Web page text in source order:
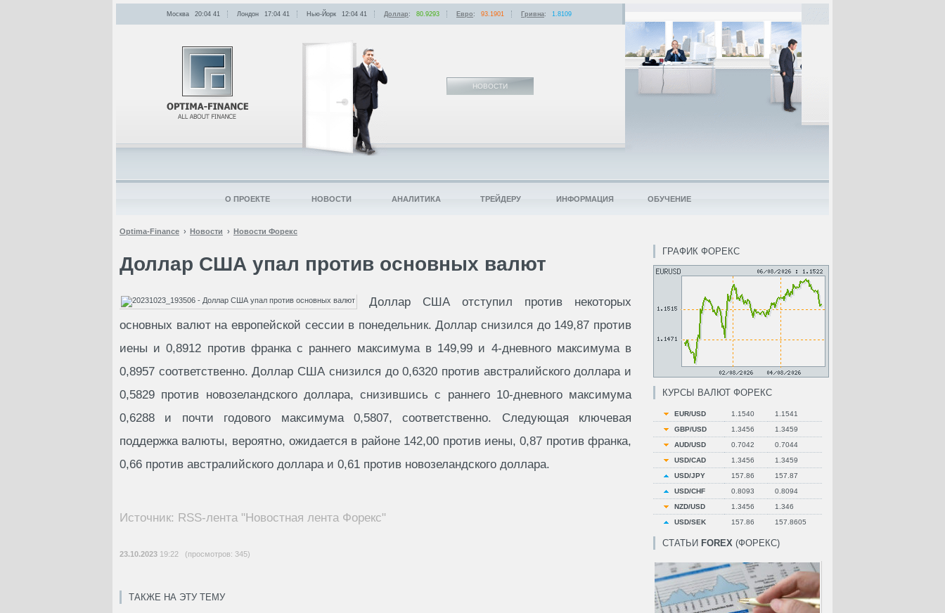
Optima-Finance Новости Новости Форекс
Доллар США упал против основных валют
Доллар США отступил против некоторых
основных валют на европейской сессии в понедельник. Доллар снизился до 149,87 против
иены и 0,8912 против франка с раннего максимума в 149,99 и 4-дневного максимума в
0,8957 соответственно. Доллар США снизился до 0,6320 против австралийского доллара и
0,5829 против новозеландского доллара, снизившись с раннего 10-дневного максимума
0,6288 и почти годового максимума 0,5807, соответственно. Следующая ключевая
поддержка валюты, вероятно, ожидается в районе 142,00 против иены, 0,87 против франка,
0,66 против австралийского доллара и 0,61 против новозеландского доллара.
Источник: RSS-лента "Новостная лента Форекс"
23.10.2023 19:22 (просмотров: 345)
ТАКЖЕ НА ЭТУ ТЕМУ
ГРАФИК ФОРЕКС
КУРСЫ ВАЛЮТ ФОРЕКС
EUR/USD 1.1540
1.1541
GBP/USD
1.3456
1.3459
AUD/USD
0.7042
0.7044
USD/CAD
1.3456
1.3459
USD/JPY
157.86
157.87
USD/CHF
0.8093
0.8094
NZD/USD
1.3456
1.346
USD/SEK
157.86 157.8605
СТАТЬИ FOREX (ФОРЕКС)
НОВОСТИ
Москва 20:04 41 Лондон 17:04 41 Нью-Йорк 12:04 41 Доллар: 80.9293 Евро: 93.1901 Гривна: 1.8109
О ПРОЕКТЕ НОВОСТИ АНАЛИТИКА ТРЕЙДЕРУ ИНФОРМАЦИЯ ОБУЧЕНИЕ